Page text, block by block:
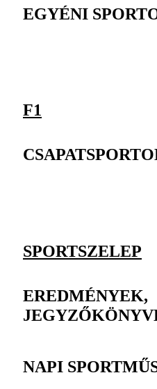
EGYÉNI
F1
SPORTSZELEP
EREDMÉNYEK,
NAPI